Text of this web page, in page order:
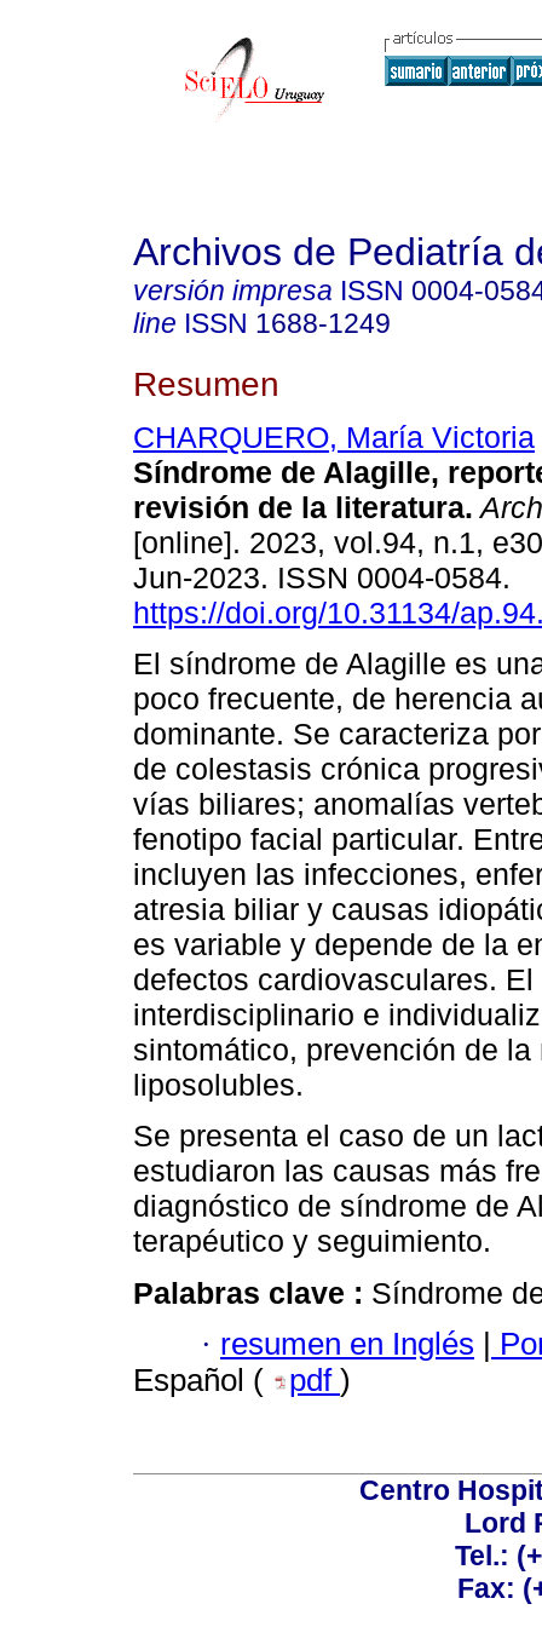
Archivos de Pediatría
versión impresa ISSN 0004-
line ISSN 1688-1249
Resumen
CHARQUERO, María Victoria
Síndrome de Alagille,
revisión de la literatura.
[online]. 2023, vol.94, n.1,
Jun-2023. ISSN 0004-0584.
https://doi.org/10.31134/
El síndrome de Alagille es
poco frecuente, de herencia
dominante. Se caracteriza
de colestasis crónica
vías biliares; anomalías
fenotipo facial particular.
incluyen las infecciones,
atresia biliar y causas
es variable y depende de la
defectos cardiovasculares.
interdisciplinario e
sintomático, prevención de
liposolubles.
Se presenta el caso de un
estudiaron las causas más
diagnóstico de síndrome de
terapéutico y seguimiento.
Palabras clave : Síndrome
· resumen en Inglés
Español (
pdf )
Centro
Lord
Tel.:
Fax: